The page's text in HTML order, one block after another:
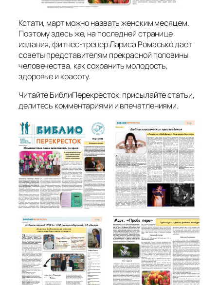
Кстати, март можно назвать женским месяцем.
Поэтому здесь же, на последней странице
издания, фитнес-тренер Лариса Ромасько дает
советы представителям прекрасной половины
человечества, как сохранить молодость,
здоровье и красоту.
Читайте БиблиПерекресток, присылайте статьи,
делитесь комментариями и впечатлениями.